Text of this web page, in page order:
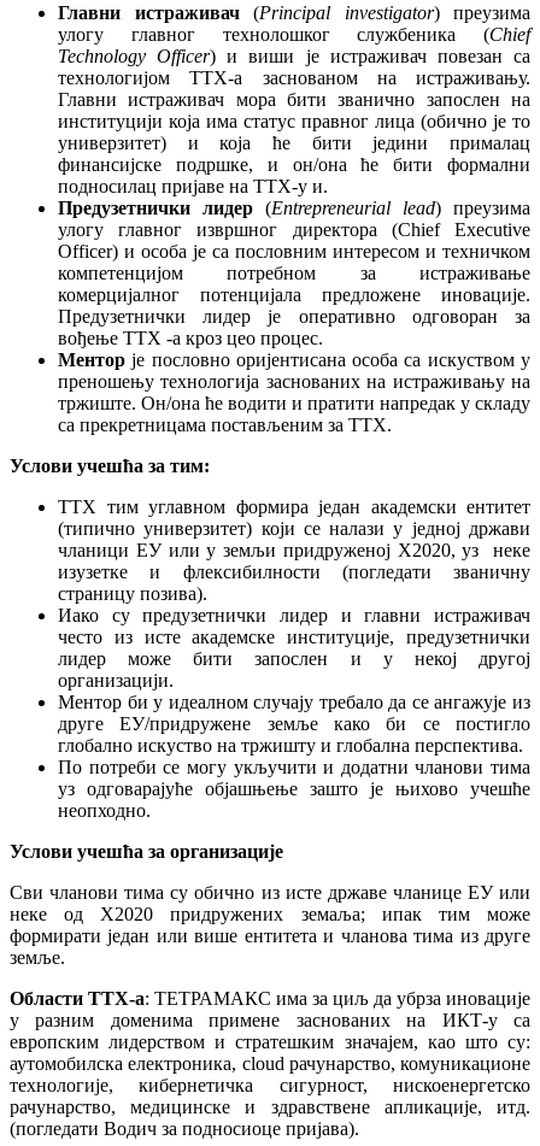
Главни истраживач(Principal investigator) преузима
улогу главног технолошког службеника (Chief
Technology Officer) и виши је истраживач повезан са
технологијом TTX-а заснованом на истраживању.
Главни истраживач мора бити званично запослен на
институцији која има статус правног лица (обично је то
универзитет) и која ће бити једини прималац
финансијске подршке, и он/она ће бити формални
подносилац пријаве на TTX-у и.
Предузетнички лидер (Entrepreneurial lead) преузима
улогу главног извршног директора (Chief Executive
Officer) и особа је са пословним интересом и техничком
компетенцијом потребном за истраживање
комерцијалног потенцијала предложене иновације.
Предузетнички лидер је оперативно одговоран за
вођење TTX -а кроз цео процес.
Ментор је пословно оријентисана особа са искуством у
преношењу технологија заснованих на истраживању на
тржиште. Он/она ће водити и пратити напредак у складу
са прекретницама постављеним за TTX.
Услови учешћа за тим:
TTX тим углавном формира један академски ентитет
(типично универзитет) који се налази у једној држави
чланици ЕУ или у земљи придруженој Х2020, уз неке
изузетке и флексибилности (погледати званичну
страницу позива).
Иако су предузетнички лидер и главни истраживач
често из исте академске институције, предузетнички
лидер може бити запослен и у некој другој
организацији.
Ментор би у идеалном случају требало да се ангажује из
друге ЕУ/придружене земље како би се постигло
глобално искуство на тржишту и глобална перспектива.
По потреби се могу укључити и додатни чланови тима
уз одговарајуће објашњење зашто је њихово учешће
неопходно.
Услови учешћа за организације
Сви чланови тима су обично из исте државе чланице ЕУ или
неке од Х2020 придружених земаља; ипак тим може
формирати један или више ентитета и чланова тима из друге
земље.
Области TTX-а: ТЕТРАМАКС има за циљ да убрза иновације
у разним доменима примене заснованих на ИКТ-у са
европским лидерством и стратешким значајем, као што су:
аутомобилска електроника, cloud рачунарство, комуникационе
технологије, кибернетичка сигурност, нискоенергетско
рачунарство, медицинске и здравствене апликације, итд.
(погледати Водич за подносиоце пријава).